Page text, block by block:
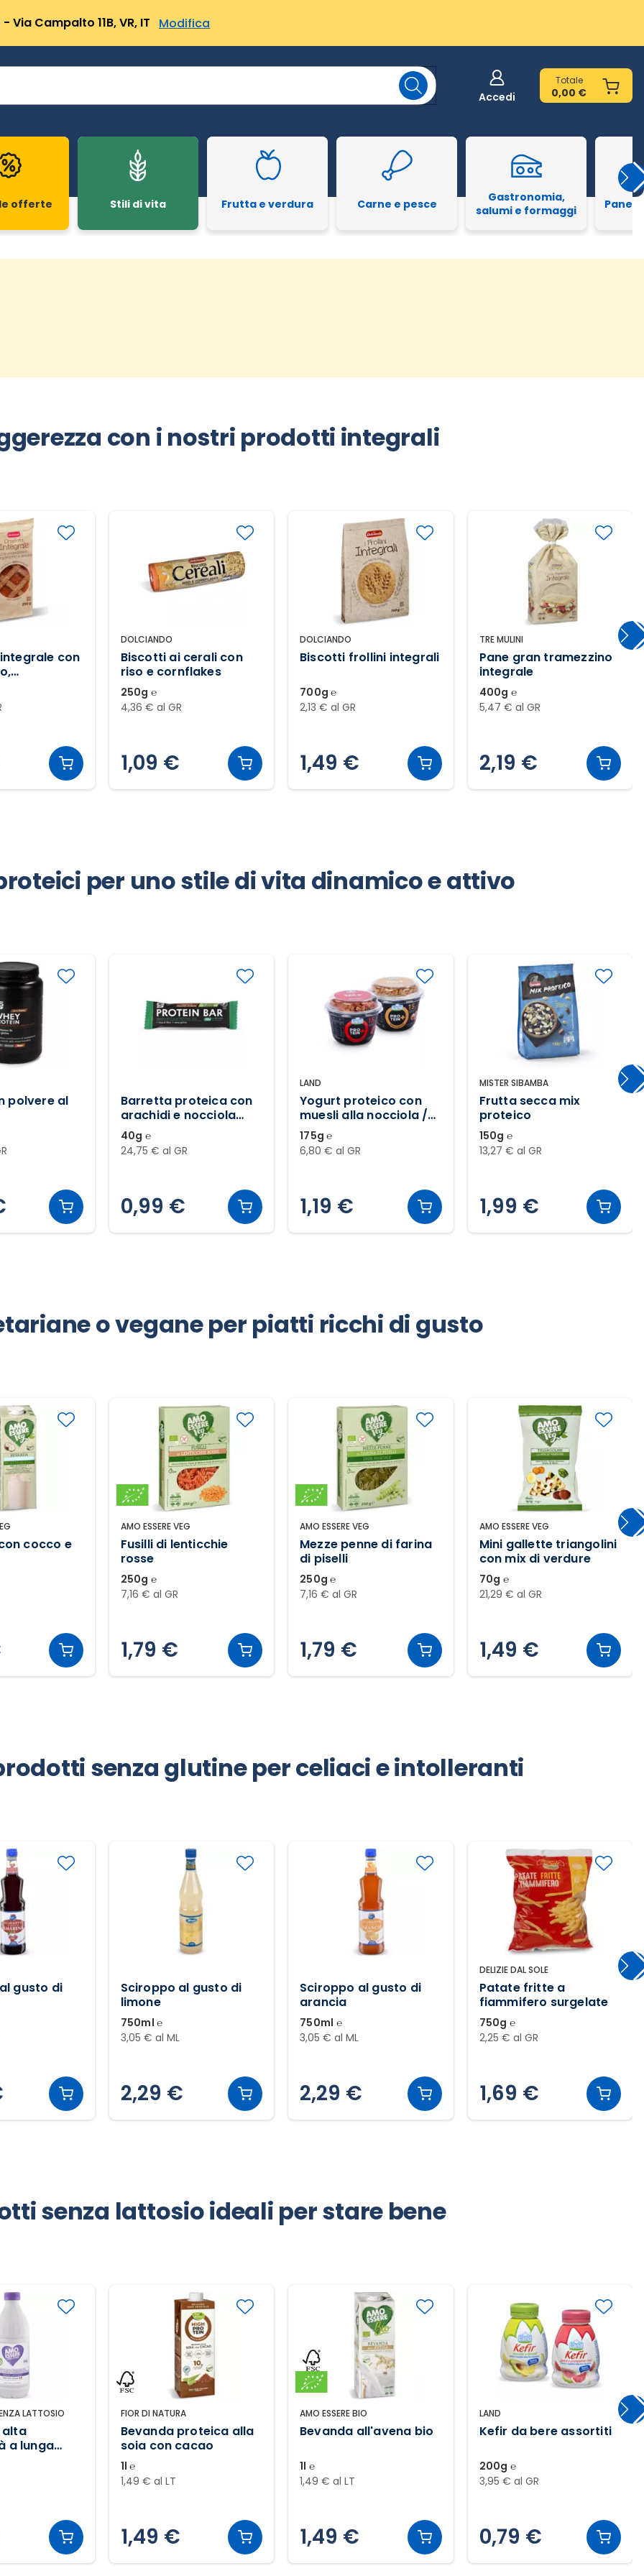
Campalto 11B, VR, IT Modifica
Accedi
Totale
0,00 €
offerte Stili di vita Frutta e verdura Carne e pesce
Gastronomia,
salumi e formaggi
Pane
con i nostri prodotti integrali
con
e limone
DOLCIANDO
Biscotti ai cerali con
riso e cornflakes
250g ℮
4,36 € al GR
1,09 €
DOLCIANDO
Biscotti frollini integrali
700g ℮
2,13 € al GR
1,49 €
TRE MULINI
Pane gran tramezzino
integrale
400g ℮
5,47 € al GR
2,19 €
per uno stile di vita dinamico e attivo
polvere al
Barretta proteica con
arachidi e nocciola
ricoperta di cioccolato
fondente
40g ℮
24,75 € al GR
0,99 €
LAND
Yogurt proteico con
muesli alla nocciola /
ai frutti di bosco
175g ℮
6,80 € al GR
1,19 €
MISTER SIBAMBA
Frutta secca mix
proteico
150g ℮
13,27 € al GR
1,99 €
o vegane per piatti ricchi di gusto
cocco e
AMO ESSERE VEG
Fusilli di lenticchie
rosse
250g ℮
7,16 € al GR
1,79 €
AMO ESSERE VEG
Mezze penne di farina
di piselli
250g ℮
7,16 € al GR
1,79 €
AMO ESSERE VEG
Mini gallette triangolini
con mix di verdure
70g ℮
21,29 € al GR
1,49 €
senza glutine per celiaci e intolleranti
gusto di
Sciroppo al gusto di
limone
750ml ℮
3,05 € al ML
2,29 €
Sciroppo al gusto di
arancia
750ml ℮
3,05 € al ML
2,29 €
DELIZIE DAL SOLE
Patate fritte a
fiammifero surgelate
750g ℮
2,25 € al GR
1,69 €
senza lattosio ideali per stare bene
LATTOSIO
alta
a lunga
senza
FIOR DI NATURA
Bevanda proteica alla
soia con cacao
1l ℮
1,49 € al LT
1,49 €
AMO ESSERE BIO
Bevanda all'avena bio
1l ℮
1,49 € al LT
1,49 €
LAND
Kefir da bere assortiti
200g ℮
3,95 € al GR
0,79 €